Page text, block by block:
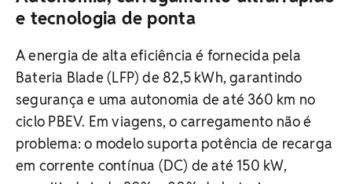
e tecnologia de ponta
A energia de alta eficiência é fornecida pela
Bateria Blade (LFP) de 82,5 kWh, garantindo
segurança e uma autonomia de até 360 km no
ciclo PBEV. Em viagens, o carregamento não é
problema: o modelo suporta potência de recarga
em corrente contínua (DC) de até 150 kW,